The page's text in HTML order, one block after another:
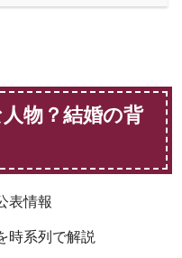
物？結婚の背
表情報
時系列で解説